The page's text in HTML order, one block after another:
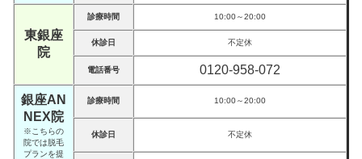
東銀座
院
診療時間 10:00～20:00
休診日 不定休
電話番号 0120-958-072
銀座AN
NEX院
※こちらの
院では脱毛
プランを提
診療時間 10:00～20:00
休診日 不定休